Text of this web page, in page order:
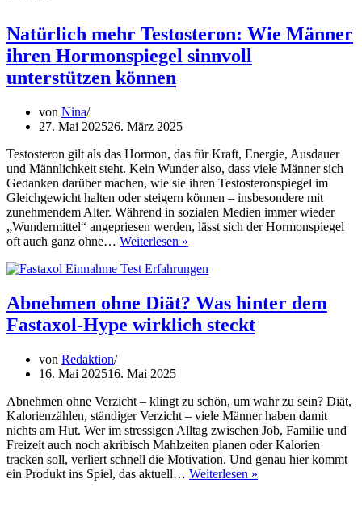
Natürlich mehr Testosteron: Wie Männer
ihren Hormonspiegel sinnvoll
unterstützen können
von Nina
27. Mai 202526. März 2025
Testosteron gilt als das Hormon, das für Kraft, Energie, Ausdauer
und Männlichkeit steht. Kein Wunder also, dass viele Männer sich
Gedanken darüber machen, wie sie ihren Testosteronspiegel im
Gleichgewicht halten oder steigern können – insbesondere mit
zunehmendem Alter. Während in sozialen Medien immer wieder
„Wundermittel“ angepriesen werden, lässt sich der Hormonspiegel
oft auch ganz ohne… Weiterlesen »
Testosteron:
Männer
ihren
Hormonspiegel
Abnehmen ohne Diät? Was hinter dem
Fastaxol-Hype wirklich steckt
von Redaktion
16. Mai 202516. Mai 2025
Abnehmen ohne Verzicht – klingt zu schön, um wahr zu sein? Diät,
Kalorienzählen, ständiger Verzicht – viele Männer haben damit
nichts am Hut. Wer im stressigen Alltag zwischen Job, Familie und
Freizeit auch noch akribisch Mahlzeiten planen oder Kalorien
tracken soll, verliert schnell die Motivation. Und genau hier kommt
ein Produkt ins Spiel, das aktuell… Weiterlesen »